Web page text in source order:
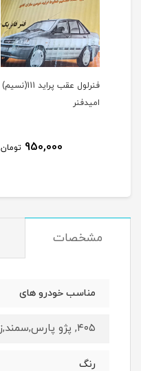
فنرلول عقب پراید 111(نسیم)
امیدفنر
950,000 تومان
مشخصات
مناسب خودرو های
۴۰۵, پژو پارس,سمند,زانتیا,سیتروئن C3و C5
رنگ